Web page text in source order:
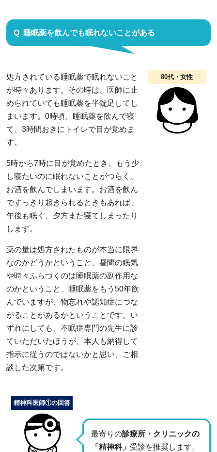
睡眠薬を飲んでも眠れないことがある
80代・女性
処方されている睡眠薬で眠れないこと
が時々あります。その時は、医師に止
められていても睡眠薬を半錠足してし
まいます。0時頃、睡眠薬を飲んで寝
て、3時間おきにトイレで目が覚めま
す。
5時から7時に目が覚めたとき、もう少
し寝たいのに眠れないことがつらく、
お酒を飲んでしまいます。お酒を飲ん
ですっきり起きられるときもあれば、
午後も眠く、夕方また寝てしまったり
します。
薬の量は処方されたものが本当に限界
なのかどうかということ、昼間の眠気
や時々ふらつくのは睡眠薬の副作用な
のかということ、睡眠薬をもう50年飲
んでいますが、物忘れや認知症につな
がることがあるかということです。い
ずれにしても、不眠症専門の先生に診
ていただいたほうが、本人も納得して
指示に従うのではないかと思い、ご相
談した次第です。
最寄りの診療所・クリニックの
「精神科」 受診を推奨します。
精神科医師①の回答